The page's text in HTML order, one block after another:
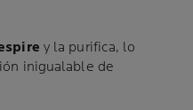
y la purifica, lo
inigualable de